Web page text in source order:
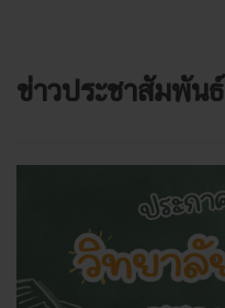
ข่าวประชาสัมพันธ์